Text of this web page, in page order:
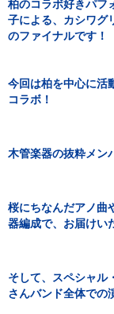
柏のコラボ好きパフ
子による、カシワグ
のファイナルです！
今回は柏を中心に活
コラボ！
木管楽器の抜粋メン
桜にちなんだアノ曲
器編成で、お届けい
そして、スペシャル
さんバンド全体での